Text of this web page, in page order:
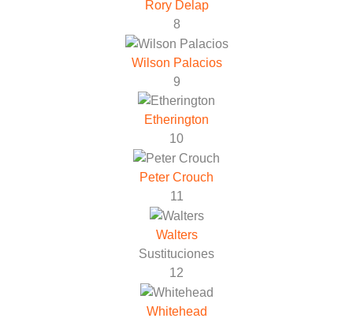
Rory Delap
8
Wilson Palacios
9
Etherington
10
Peter Crouch
11
Walters
Sustituciones
12
Whitehead